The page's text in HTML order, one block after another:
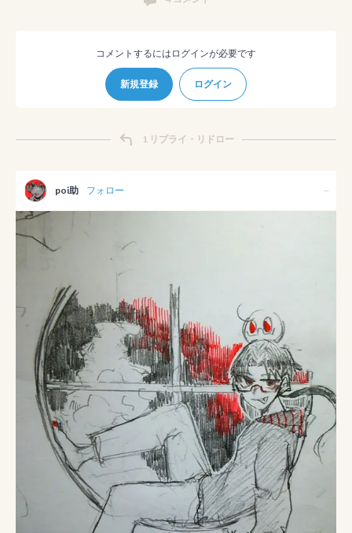
コメントするにはログインが必要です
新規登録 ログイン
1 リプライ・リドロー
poi助 フォロー --